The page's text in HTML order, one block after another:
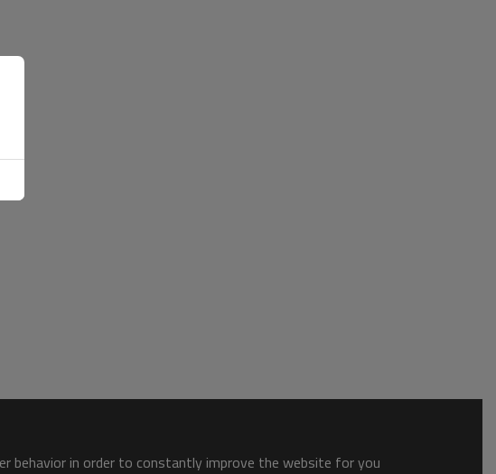
behavior in order to constantly improve the website for you.